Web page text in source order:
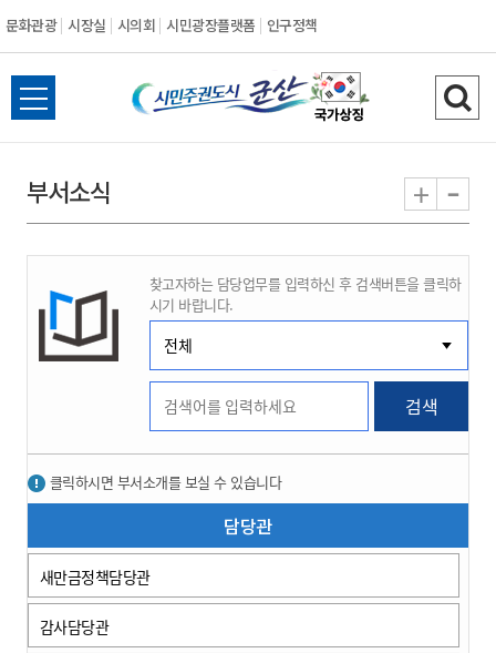
문화관광 시장실 시의회 시민광장플랫폼 인구정책
시
민
권
도
시
군
산
전
체
뉴
열
검
색
기
부서소식 + -
찾고자하는 담당업무를 입력하신 후 검색버튼을 클릭하
시기 바랍니다.
검색
클릭하시면 부서소개를 보실 수 있습니다
담당관
새만금정책담당관
감사담당관